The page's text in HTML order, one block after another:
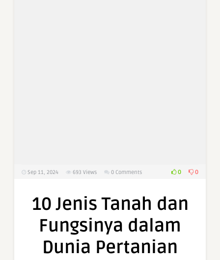
Sep 11, 2024 693 Views 0 Comments 0 0
10 Jenis Tanah dan
Fungsinya dalam
Dunia Pertanian